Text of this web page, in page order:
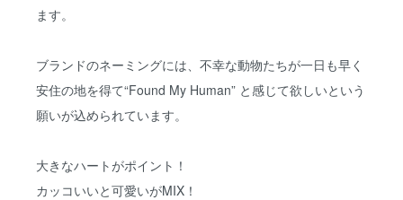
ます。
ブランドのネーミングには、不幸な動物たちが一日も早く
安住の地を得て“Found My Human” と感じて欲しいという
願いが込められています。
大きなハートがポイント！
カッコいいと可愛いがMIX！